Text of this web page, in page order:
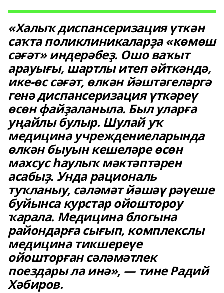
«Халыҡ диспансеризация үткән
саҡта поликлиникаларҙа «көмөш
сәғәт» индерәбеҙ. Ошо ваҡыт
арауығы, шартлы итеп әйткәндә,
ике-өс сәғәт, өлкән йәштәгеләргә
генә диспансеризация үткәреү
өсөн файҙаланыла. Был уларға
уңайлы булыр. Шулай уҡ
медицина учреждениеларында
өлкән быуын кешеләре өсөн
махсус һаулыҡ мәктәптәрен
асабыҙ. Унда рациональ
туҡланыу, сәләмәт йәшәү рәүеше
буйынса курстар ойоштороу
ҡарала. Медицина блогына
райондарға сығып, комплекслы
медицина тикшереүе
ойошторған сәләмәтлек
поездары ла инә», — тине Радий
Хәбиров.